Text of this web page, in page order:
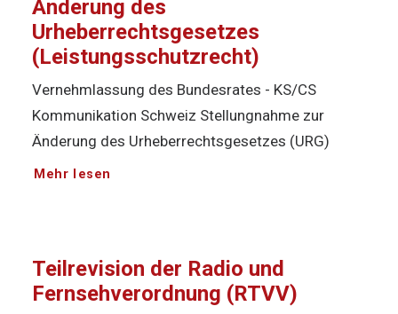
Änderung des
Urheberrechtsgesetzes
(Leistungsschutzrecht)
Vernehmlassung des Bundesrates - KS/CS
Kommunikation Schweiz Stellungnahme zur
Änderung des Urheberrechtsgesetzes (URG)
Mehr lesen
Teilrevision der Radio und
Fernsehverordnung (RTVV)